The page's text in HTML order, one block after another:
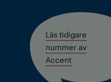
Läs tidigare
nummer av
Accent